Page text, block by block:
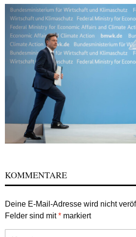
KOMMENTARE
Deine E-Mail-Adresse wird nicht
Felder sind mit* markiert